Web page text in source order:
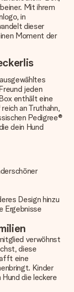
Mit ihrem
in
dieser
Moment der
jeden
enthält eine
an Truthahn,
Pedigree®
dein Hund
Design hinzu
Ergebnisse
verwöhnst
diese
eine
Kinder
die leckere